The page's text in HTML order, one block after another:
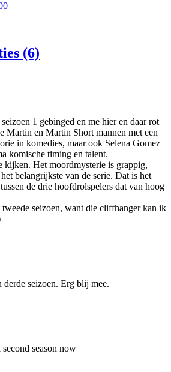
(6)
1 gebinged en me hier en daar rot
Martin en Martin Short mannen met een
in komedies, maar ook Selena Gomez
komische timing en talent.
kijken. Het moordmysterie is grappig,
belangrijkste van de serie. Dat is het
de drie hoofdrolspelers dat van hoog
seizoen, want die cliffhanger kan ik
derde seizoen. Erg blij mee.
season now